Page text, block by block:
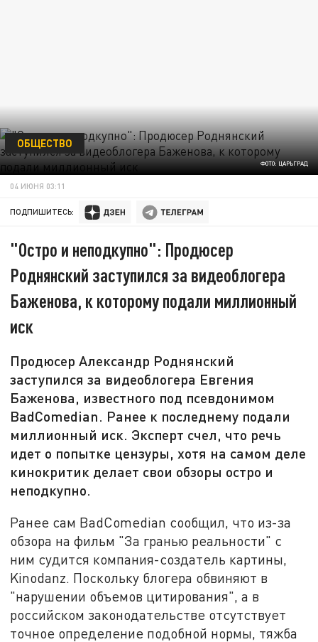
ФОТО: ЦАРЬГРАД
ОБЩЕСТВО
04 ИЮНЯ 03:11
ПОДПИШИТЕСЬ:
"Остро и неподкупно": Продюсер
Роднянский заступился за видеоблогера
Баженова, к которому подали миллионный
иск
Продюсер Александр Роднянский
заступился за видеоблогера Евгения
Баженова, известного под псевдонимом
BadComedian. Ранее к последнему подали
миллионный иск. Эксперт счел, что речь
идет о попытке цензуры, хотя на самом деле
кинокритик делает свои обзоры остро и
неподкупно.
Ранее сам BadComedian сообщил, что из-за
обзора на фильм "За гранью реальности" с
ним судится компания-создатель картины,
Kinodanz. Поскольку блогера обвиняют в
"нарушении объемов цитирования", а в
российском законодательстве отсутствует
точное определение подобной нормы, тяжба